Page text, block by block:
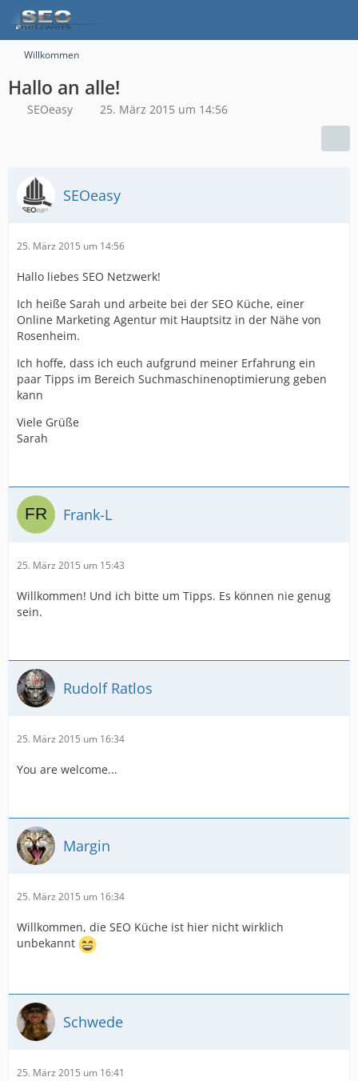
Willkommen
Hallo an alle!
SEOeasy 25. März 2015 um 14:56
SEOeasy
25. März 2015 um 14:56
Hallo liebes SEO Netzwerk!
Ich heiße Sarah und arbeite bei der SEO Küche, einer
Online Marketing Agentur mit Hauptsitz in der Nähe von
Rosenheim.
Ich hoffe, dass ich euch aufgrund meiner Erfahrung ein
paar Tipps im Bereich Suchmaschinenoptimierung geben
kann
Viele Grüße
Sarah
Frank-L
25. März 2015 um 15:43
Willkommen! Und ich bitte um Tipps. Es können nie genug
sein.
Rudolf Ratlos
25. März 2015 um 16:34
You are welcome...
Margin
25. März 2015 um 16:34
Willkommen, die SEO Küche ist hier nicht wirklich
unbekannt
Schwede
25. März 2015 um 16:41